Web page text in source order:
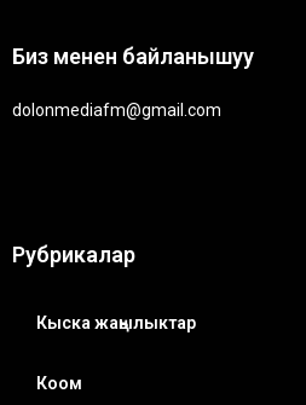
Биз менен байланышуу
dolonmediafm@gmail.com
Рубрикалар
Кыска жаңылыктар
Коом